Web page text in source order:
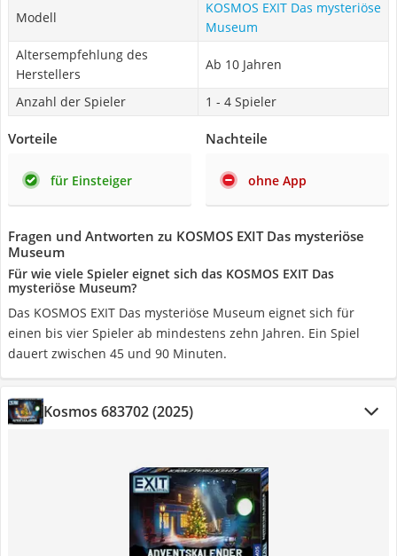
Modell
KOSMOS EXIT Das mysteriöse
Museum
Altersempfehlung des
Herstellers
Ab 10 Jahren
Anzahl der Spieler 1 - 4 Spieler
Vorteile
für Einsteiger
Nachteile
ohne App
Fragen und Antworten zu KOSMOS EXIT Das mysteriöse
Museum
Für wie viele Spieler eignet sich das KOSMOS EXIT Das
mysteriöse Museum?
Das KOSMOS EXIT Das mysteriöse Museum eignet sich für
einen bis vier Spieler ab mindestens zehn Jahren. Ein Spiel
dauert zwischen 45 und 90 Minuten.
Kosmos 683702 (2025)